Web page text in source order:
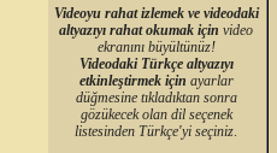
Videoyu rahat izlemek ve videodaki
altyazıyı rahat okumak için video
ekranını büyültünüz!
Videodaki Türkçe altyazıyı
etkinleştirmek için ayarlar
düğmesine tıkladıktan sonra
gözükecek olan dil seçenek
listesinden Türkçe'yi seçiniz.